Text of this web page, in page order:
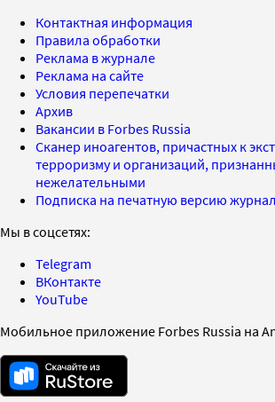
Контактная информация
Правила обработки
Реклама в журнале
Реклама на сайте
Условия перепечатки
Архив
Вакансии в Forbes Russia
Сканер иноагентов, причастных к
терроризму и организаций,
нежелательными
Подписка на печатную версию
Мы в соцсетях:
Telegram
ВКонтакте
YouTube
Мобильное приложение Forbes Russia на